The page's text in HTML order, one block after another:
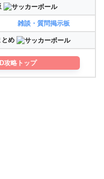
雑談・質問掲示板
め
攻略トップ